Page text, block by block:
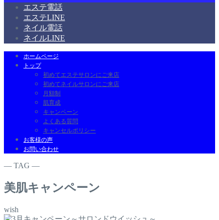
エステ電話
エステLINE
ネイル電話
ネイルLINE
ホームページ
トップ
初めてエステサロンにご来店
初めてネイルサロンにご来店
月額制
肌育成
キャンペーン
よくある質問
キャンセルポリシー
お客様の声
お問い合わせ
― TAG ―
美肌キャンペーン
wish